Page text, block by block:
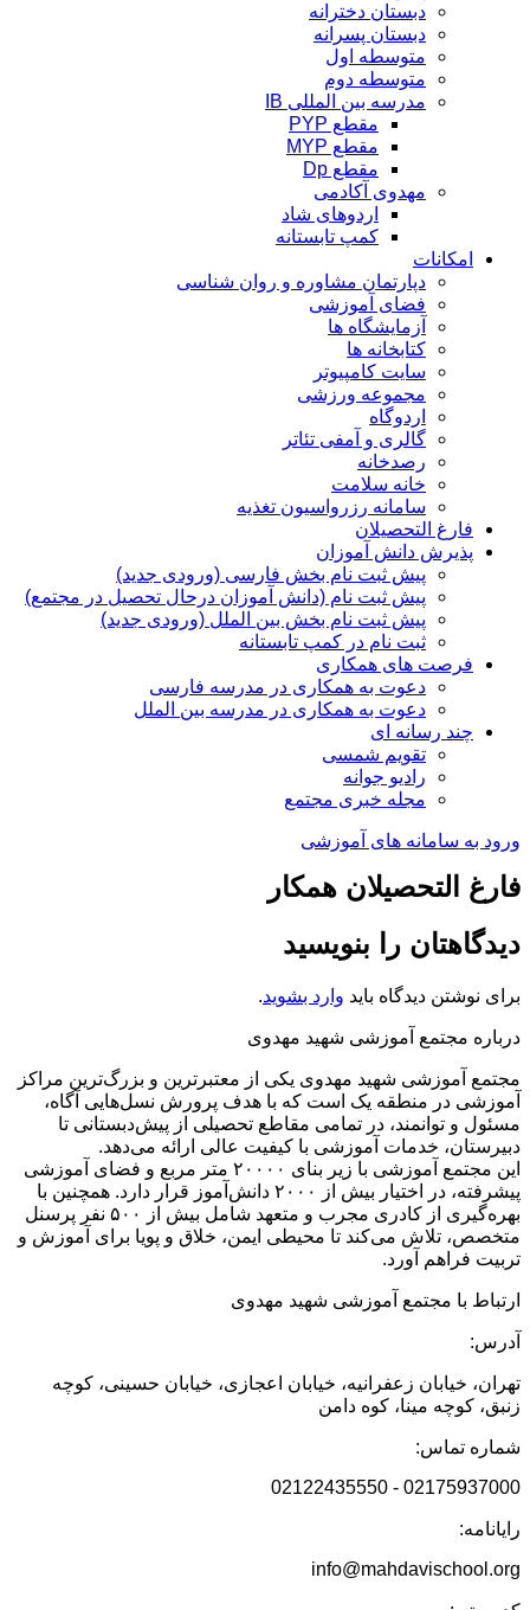
دبستان دخترانه
دبستان پسرانه
متوسطه اول
متوسطه دوم
مدرسه بین المللی IB
مقطع PYP
مقطع MYP
مقطع Dp
مهدوی آکادمی
اردوهای شاد
کمپ تابستانه
امکانات
دپارتمان مشاوره و روان شناسی
فضای آموزشی
آزمایشگاه ها
کتابخانه ها
سایت کامپیوتر
مجموعه ورزشی
اردوگاه
گالری و آمفی تئاتر
رصدخانه
خانه سلامت
سامانه رزرواسیون تغذیه
فارغ التحصیلان
پذیرش دانش آموزان
پیش ثبت نام بخش فارسی (ورودی جدید)
پیش ثبت نام (دانش آموزان درحال تحصیل در مجتمع)
پیش ثبت نام بخش بین الملل (ورودی جدید)
ثبت نام در کمپ تابستانه
فرصت های همکاری
دعوت به همکاری در مدرسه فارسی
دعوت به همکاری در مدرسه بین الملل
چند رسانه ای
تقویم شمسی
رادیو جوانه
مجله خبری مجتمع
ورود به سامانه های آموزشی
فارغ التحصیلان همکار
دیدگاهتان را بنویسید
برای نوشتن دیدگاه باید وارد بشوید.
درباره مجتمع آموزشی شهید مهدوی
مجتمع آموزشی شهید مهدوی یکی از معتبرترین و بزرگ‌ترین مراکز
آموزشی در منطقه یک است که با هدف پرورش نسل‌هایی آگاه،
مسئول و توانمند، در تمامی مقاطع تحصیلی از پیش‌دبستانی تا
دبیرستان، خدمات آموزشی با کیفیت عالی ارائه می‌دهد.
این مجتمع آموزشی با زیر بنای ۲۰۰۰۰ متر مربع و فضای آموزشی
پیشرفته، در اختیار بیش از ۲۰۰۰ دانش‌آموز قرار دارد. همچنین با
بهره‌گیری از کادری مجرب و متعهد شامل بیش از ۵۰۰ نفر پرسنل
متخصص، تلاش می‌کند تا محیطی ایمن، خلاق و پویا برای آموزش و
تربیت فراهم آورد.
ارتباط با مجتمع آموزشی شهید مهدوی
آدرس:
تهران، خیابان زعفرانیه، خیابان اعجازی، خیابان حسینی، کوچه
زنبق، کوچه مینا، کوه دامن
شماره تماس:
02175937000 - 02122435550
رایانامه:
info@mahdavischool.org